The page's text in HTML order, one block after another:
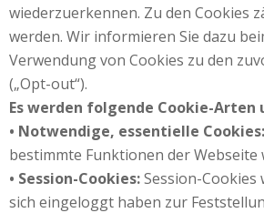
wiederzuerkennen. Zu den Cookies
werden. Wir informieren Sie dazu
Verwendung von Cookies zu den
(„Opt-out“).
Es werden folgende Cookie-Arten
• Notwendige, essentielle Cookies:
bestimmte Funktionen der Webseite
• Session-Cookies: Session-
sich eingeloggt haben zur